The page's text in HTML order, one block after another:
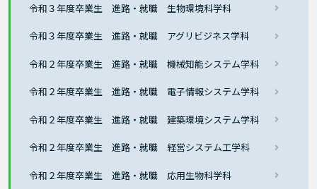
令和３年度卒業生 進路・就職 生物環境科学科
令和３年度卒業生 進路・就職 アグリビジネス学科
令和２年度卒業生 進路・就職 機械知能システム学科
令和２年度卒業生 進路・就職 電子情報システム学科
令和２年度卒業生 進路・就職 建築環境システム学科
令和２年度卒業生 進路・就職 経営システム工学科
令和２年度卒業生 進路・就職 応用生物科学科